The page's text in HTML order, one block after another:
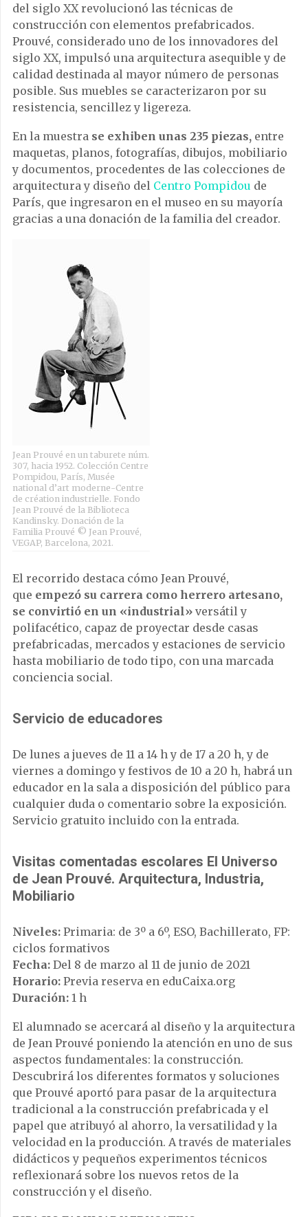
del siglo XX revolucionó las técnicas de
construcción con elementos prefabricados.
Prouvé, considerado uno de los innovadores del
siglo XX, impulsó una arquitectura asequible y de
calidad destinada al mayor número de personas
posible. Sus muebles se caracterizaron por su
resistencia, sencillez y ligereza.
En la muestra se exhiben unas 235 piezas, entre
maquetas, planos, fotografías, dibujos, mobiliario
y documentos, procedentes de las colecciones de
arquitectura y diseño del Centro Pompidou de
París, que ingresaron en el museo en su mayoría
gracias a una donación de la familia del creador.
Jean Prouvé en un taburete núm.
307, hacia 1952. Colección Centre
Pompidou, París, Musée
national d’art moderne-Centre
de création industrielle. Fondo
Jean Prouvé de la Biblioteca
Kandinsky. Donación de la
Familia Prouvé © Jean Prouvé,
VEGAP, Barcelona, 2021.
El recorrido destaca cómo Jean Prouvé,
que empezó su carrera como herrero artesano,
se convirtió en un «industrial» versátil y
polifacético, capaz de proyectar desde casas
prefabricadas, mercados y estaciones de servicio
hasta mobiliario de todo tipo, con una marcada
conciencia social.
Servicio de educadores
De lunes a jueves de 11 a 14 h y de 17 a 20 h, y de
viernes a domingo y festivos de 10 a 20 h, habrá un
educador en la sala a disposición del público para
cualquier duda o comentario sobre la exposición.
Servicio gratuito incluido con la entrada.
Visitas comentadas escolares El Universo
de Jean Prouvé. Arquitectura, Industria,
Mobiliario
Niveles: Primaria: de 3º a 6º, ESO, Bachillerato, FP:
ciclos formativos
Fecha: Del 8 de marzo al 11 de junio de 2021
Horario: Previa reserva en eduCaixa.org
Duración: 1 h
El alumnado se acercará al diseño y la arquitectura
de Jean Prouvé poniendo la atención en uno de sus
aspectos fundamentales: la construcción.
Descubrirá los diferentes formatos y soluciones
que Prouvé aportó para pasar de la arquitectura
tradicional a la construcción prefabricada y el
papel que atribuyó al ahorro, la versatilidad y la
velocidad en la producción. A través de materiales
didácticos y pequeños experimentos técnicos
reflexionará sobre los nuevos retos de la
construcción y el diseño.